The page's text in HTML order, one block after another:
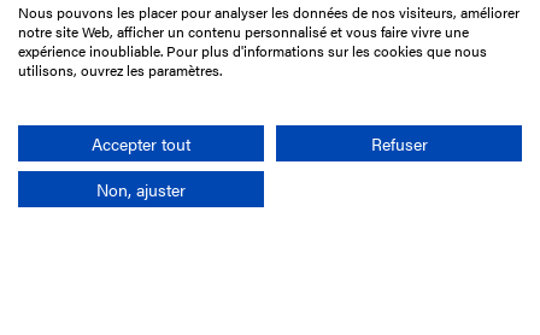
15 Boulevard de Douaumont
75017 Paris
01 49 10 20 29
Rechercher
Nous pouvons les placer pour analyser les données de nos visiteurs, améliorer
notre site Web, afficher un contenu personnalisé et vous faire vivre une
expérience inoubliable. Pour plus d'informations sur les cookies que nous
utilisons, ouvrez les paramètres.
Accepter tout
Refuser
Non, ajuster